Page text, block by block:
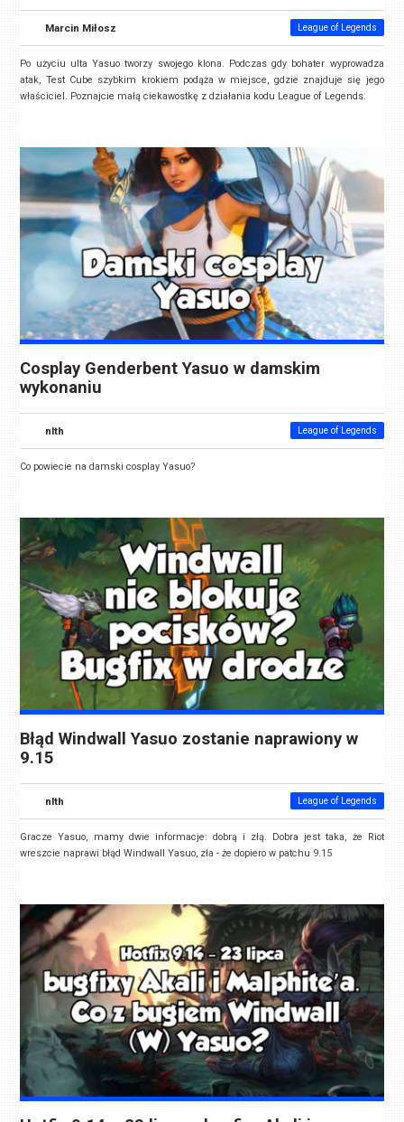
Marcin Miłosz League of Legends
Po użyciu ulta Yasuo tworzy swojego klona. Podczas gdy bohater wyprowadza
atak, Test Cube szybkim krokiem podąża w miejsce, gdzie znajduje się jego
właściciel. Poznajcie małą ciekawostkę z działania kodu League of Legends.
Cosplay Genderbent Yasuo w damskim
wykonaniu
nlth League of Legends
Co powiecie na damski cosplay Yasuo?
Błąd Windwall Yasuo zostanie naprawiony w
9.15
nlth League of Legends
Gracze Yasuo, mamy dwie informacje: dobrą i złą. Dobra jest taka, że Riot
wreszcie naprawi błąd Windwall Yasuo, zła - że dopiero w patchu 9.15